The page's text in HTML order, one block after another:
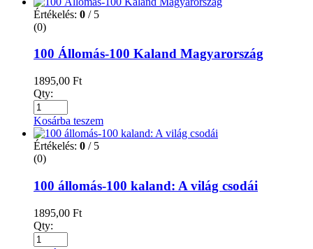
Értékelés: 0 / 5
(0)
100 Állomás-100 Kaland Magyarország
1895,00 Ft
Qty:
Kosárba teszem
Értékelés: 0 / 5
(0)
100 állomás-100 kaland: A világ csodái
1895,00 Ft
Qty: